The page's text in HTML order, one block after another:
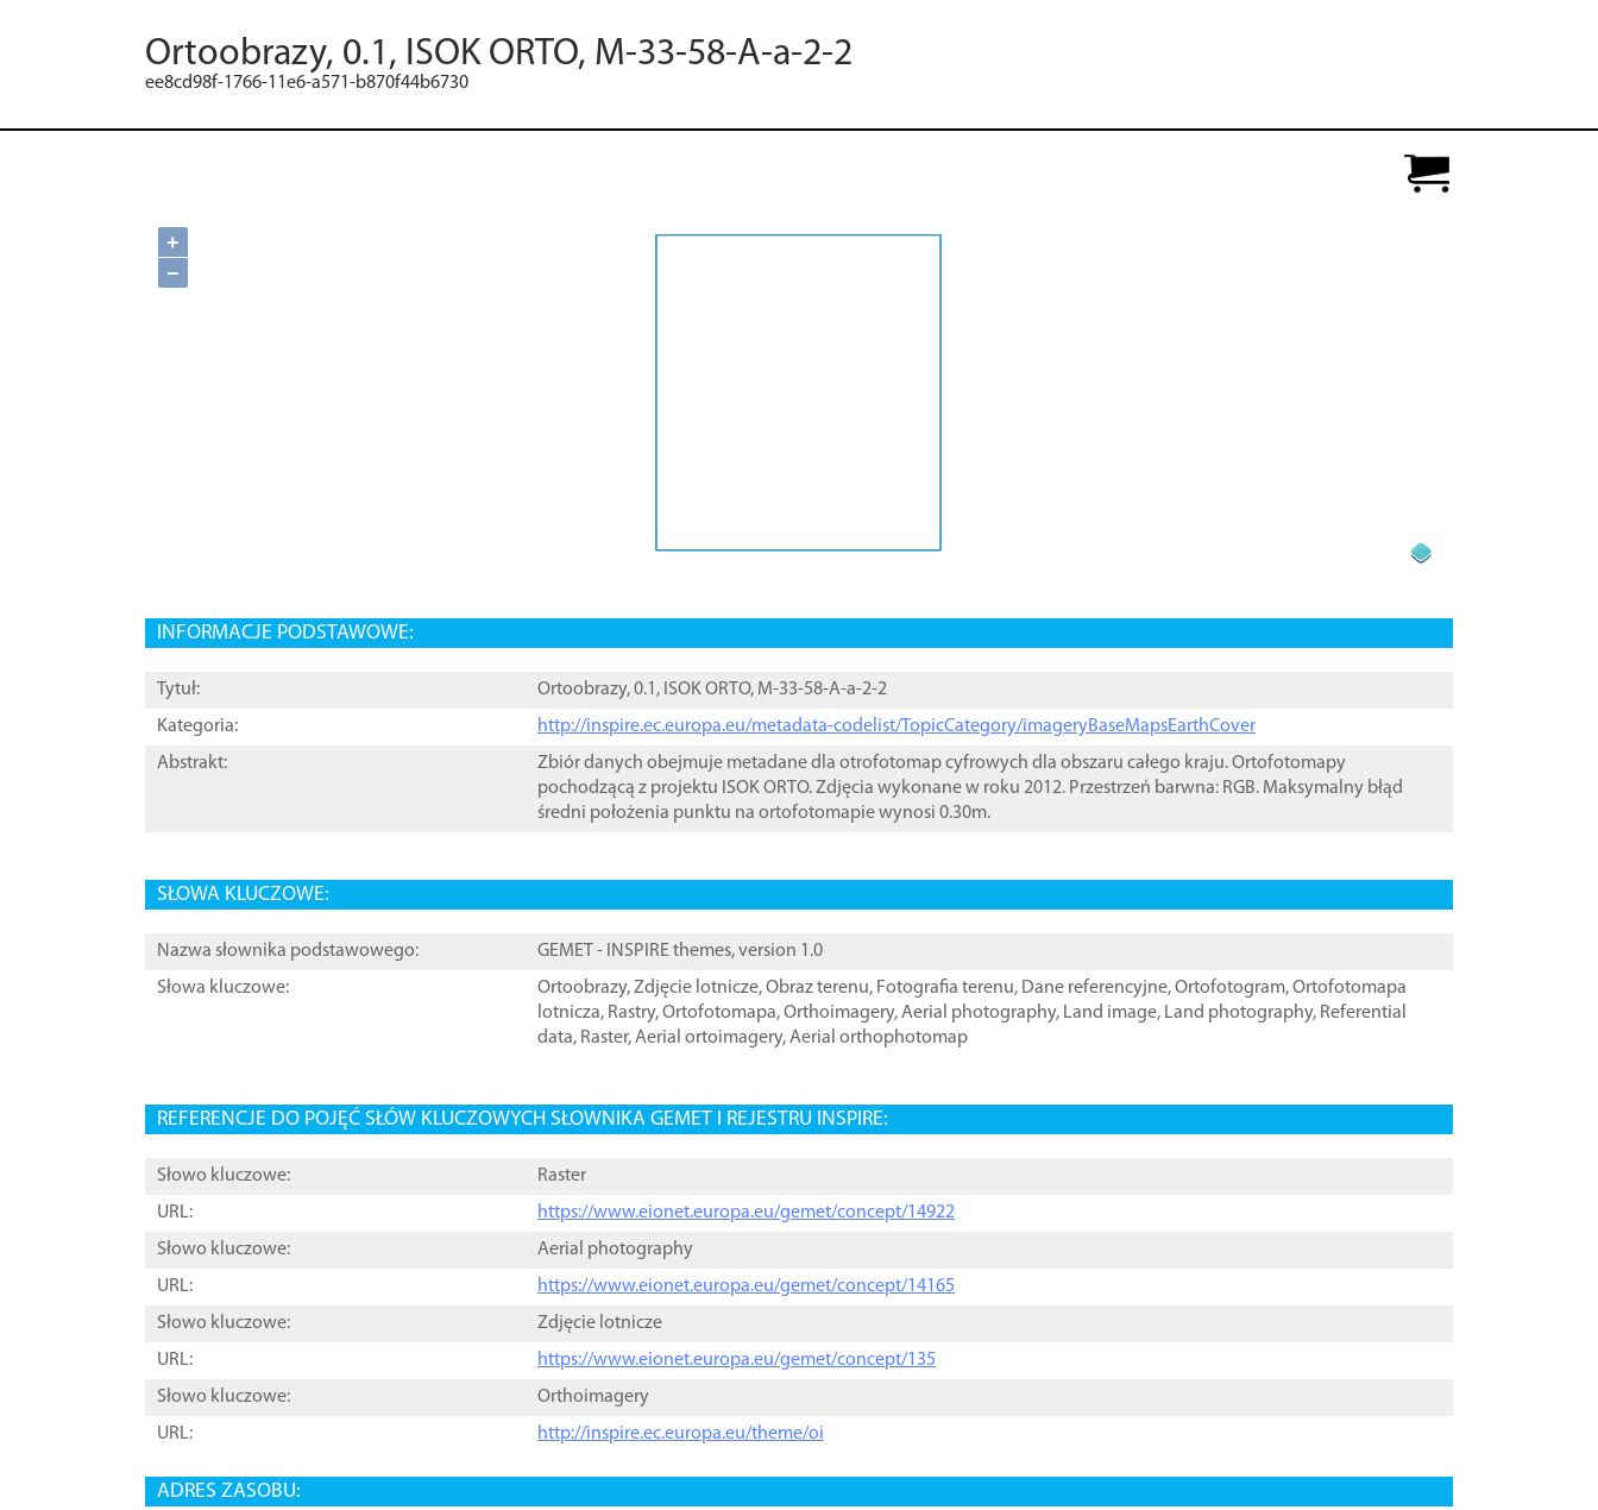
Ortoobrazy, 0.1, ISOK ORTO, M-33-58-A-a-2-2
ee8cd98f-1766-11e6-a571-b870f44b6730
+
−
INFORMACJE PODSTAWOWE:
Tytuł:
Ortoobrazy, 0.1, ISOK ORTO, M-33-58-A-a-2-2
Kategoria:
http://inspire.ec.europa.eu/metadata-codelist/TopicCategory/imageryBaseMapsEarthCover
Abstrakt:
Zbiór danych obejmuje metadane dla otrofotomap cyfrowych dla obszaru całego kraju. Ortofotomapy
pochodzącą z projektu ISOK ORTO. Zdjęcia wykonane w roku 2012. Przestrzeń barwna: RGB. Maksymalny błąd
średni położenia punktu na ortofotomapie wynosi 0.30m.
SŁOWA KLUCZOWE:
Nazwa słownika podstawowego:
GEMET - INSPIRE themes, version 1.0
Słowa kluczowe:
Ortoobrazy,Zdjęcie lotnicze,Obraz terenu, Fotografia terenu, Dane referencyjne,Ortofotogram,Ortofotomapa
lotnicza, Rastry,Ortofotomapa,Orthoimagery,Aerial photography, Land image, Land photography, Referential
data, Raster,Aerial ortoimagery,Aerial orthophotomap
REFERENCJE DO POJĘĆ SŁÓW KLUCZOWYCH SŁOWNIKA GEMET I REJESTRU INSPIRE:
Słowo kluczowe:
Raster
URL:
https://www.eionet.europa.eu/gemet/concept/14922
Słowo kluczowe:
Aerial photography
URL:
https://www.eionet.europa.eu/gemet/concept/14165
Słowo kluczowe:
Zdjęcie lotnicze
URL:
https://www.eionet.europa.eu/gemet/concept/135
Słowo kluczowe:
Orthoimagery
URL:
http://inspire.ec.europa.eu/theme/oi
ADRES ZASOBU: